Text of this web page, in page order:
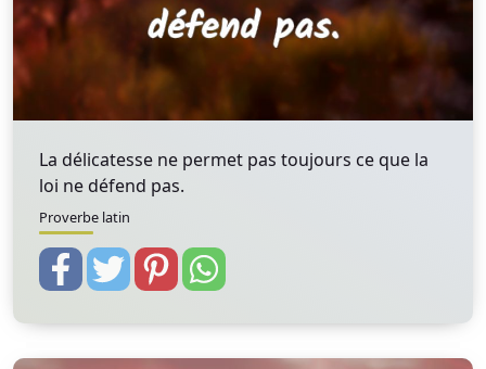
La délicatesse ne permet pas toujours ce que la
loi ne défend pas.
Proverbe latin